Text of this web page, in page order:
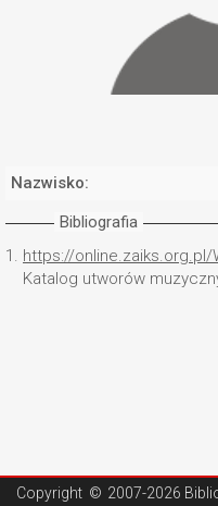
Nazwisko:
Bibliografia
1. https://
Katalog utworów
Copyright © 2007-2026